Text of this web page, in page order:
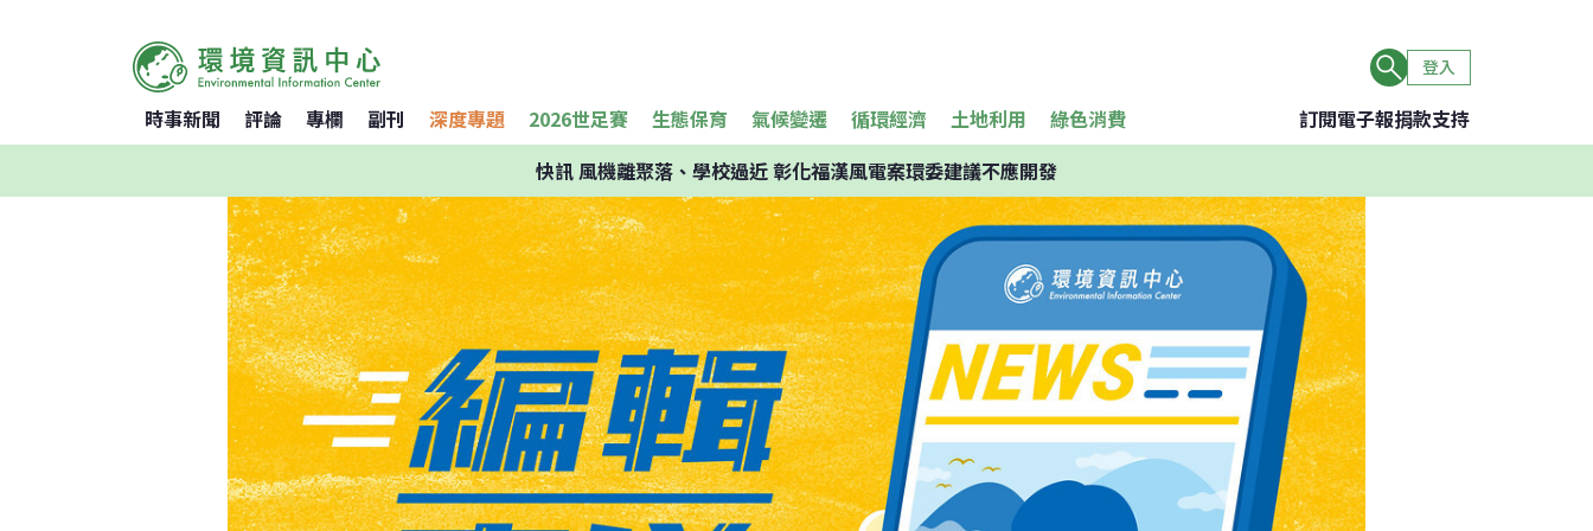
登入
時事新聞 評論 專欄 副刊 深度專題 2026世足賽 生態保育 氣候變遷 循環經濟 土地利用 綠色消費 訂閱電子報捐款支持
快訊風機離聚落、學校過近 彰化福漢風電案環委建議不應開發